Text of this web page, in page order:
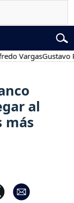
Gustavo Petro
al
más